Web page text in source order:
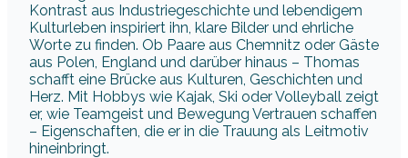
Kontrast aus Industriegeschichte und lebendigem
Kulturleben inspiriert ihn, klare Bilder und ehrliche
Worte zu finden. Ob Paare aus Chemnitz oder Gäste
aus Polen, England und darüber hinaus – Thomas
schafft eine Brücke aus Kulturen, Geschichten und
Herz. Mit Hobbys wie Kajak, Ski oder Volleyball zeigt
er, wie Teamgeist und Bewegung Vertrauen schaffen
– Eigenschaften, die er in die Trauung als Leitmotiv
hineinbringt.